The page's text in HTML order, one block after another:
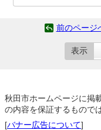
前のページ
表示
秋田市ホームページに掲
の内容を保証するもので
[バナー広告について]